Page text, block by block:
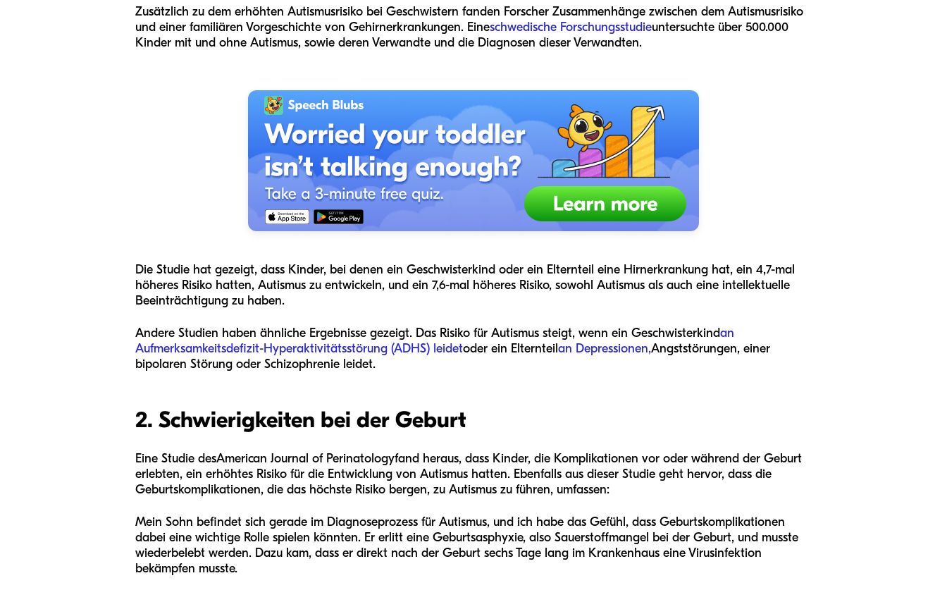
Zusätzlich zu dem erhöhten Autismusrisiko bei Geschwistern fanden Forscher Zusammenhänge zwischen dem Autismusrisiko
und einer familiären Vorgeschichte von Gehirnerkrankungen. Eineschwedische Forschungsstudieuntersuchte über 500.000
Kinder mit und ohne Autismus, sowie deren Verwandte und die Diagnosen dieser Verwandten.
Die Studie hat gezeigt, dass Kinder, bei denen ein Geschwisterkind oder ein Elternteil eine Hirnerkrankung hat, ein 4,7-mal
höheres Risiko hatten, Autismus zu entwickeln, und ein 7,6-mal höheres Risiko, sowohl Autismus als auch eine intellektuelle
Beeinträchtigung zu haben.
Andere Studien haben ähnliche Ergebnisse gezeigt. Das Risiko für Autismus steigt, wenn ein Geschwisterkindan
Aufmerksamkeitsdefizit-Hyperaktivitätsstörung (ADHS) leidetoder ein Elternteilan Depressionen,Angststörungen, einer
bipolaren Störung oder Schizophrenie leidet.
2. Schwierigkeiten bei der Geburt
Eine Studie desAmerican Journal of Perinatologyfand heraus, dass Kinder, die Komplikationen vor oder während der Geburt
erlebten, ein erhöhtes Risiko für die Entwicklung von Autismus hatten. Ebenfalls aus dieser Studie geht hervor, dass die
Geburtskomplikationen, die das höchste Risiko bergen, zu Autismus zu führen, umfassen:
Mein Sohn befindet sich gerade im Diagnoseprozess für Autismus, und ich habe das Gefühl, dass Geburtskomplikationen
dabei eine wichtige Rolle spielen könnten. Er erlitt eine Geburtsasphyxie, also Sauerstoffmangel bei der Geburt, und musste
wiederbelebt werden. Dazu kam, dass er direkt nach der Geburt sechs Tage lang im Krankenhaus eine Virusinfektion
bekämpfen musste.